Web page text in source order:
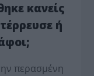
κανείς
ή
περασμένη